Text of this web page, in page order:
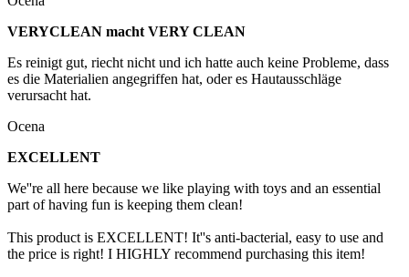
VERYCLEAN macht VERY CLEAN
Es reinigt gut, riecht nicht und ich hatte auch keine Probleme, dass
es die Materialien angegriffen hat, oder es Hautausschläge
verursacht hat.
Ocena
EXCELLENT
We''re all here because we like playing with toys and an essential
part of having fun is keeping them clean!
This product is EXCELLENT! It''s anti-bacterial, easy to use and
the price is right! I HIGHLY recommend purchasing this item!